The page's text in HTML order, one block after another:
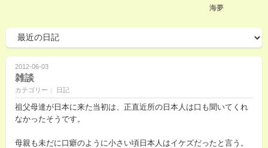
海夢
2012-06-03
雑談
カテゴリー： 日記
祖父母達が日本に来た当初は、正直近所の日本人は口も聞いてくれ
なかったそうです。
母親も未だに口癖のように小さい頃日本人はイケズだったと言う。